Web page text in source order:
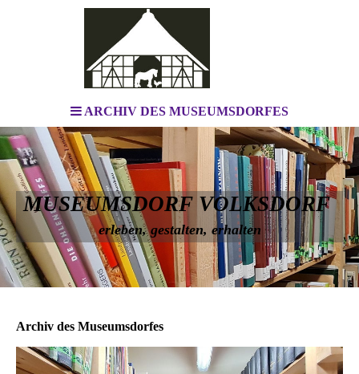
ARCHIV DES MUSEUMSDORFES
MUSEUMSDORF VOLKSDORF
erleben, gestalten, erhalten
Archiv des Museumsdorfes